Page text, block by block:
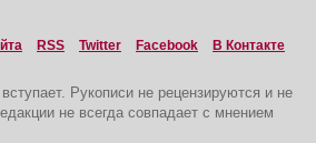
RSS Twitter Facebook
В Контакте
Рукописи не рецензируются и не
не всегда совпадает с мнением